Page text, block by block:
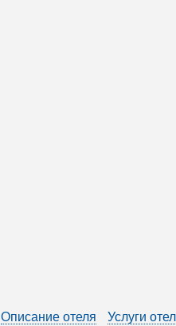
Описание отеля Услуги